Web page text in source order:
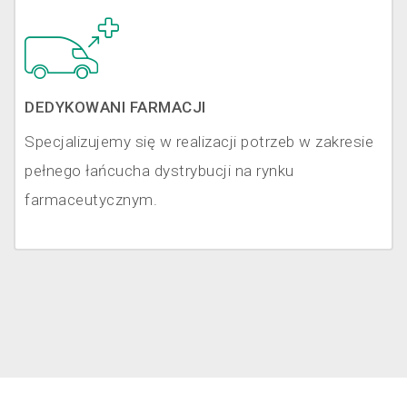
DEDYKOWANI FARMACJI
Specjalizujemy się w realizacji potrzeb w zakresie
pełnego łańcucha dystrybucji na rynku
farmaceutycznym.